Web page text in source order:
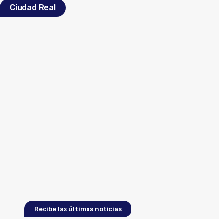
Ciudad Real
Recibe las últimas noticias